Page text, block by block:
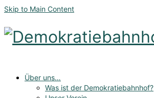
Skip to Main Content
Über uns…
Was ist der Demokratiebahnhof?